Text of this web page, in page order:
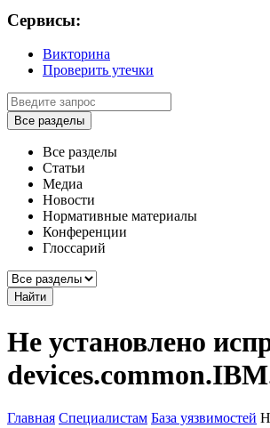
Сервисы:
Викторина
Проверить утечки
Все разделы
Все разделы
Статьи
Медиа
Новости
Нормативные материалы
Конференции
Глоссарий
Найти
Не установлено
Главная Специалистам База уязвимостей